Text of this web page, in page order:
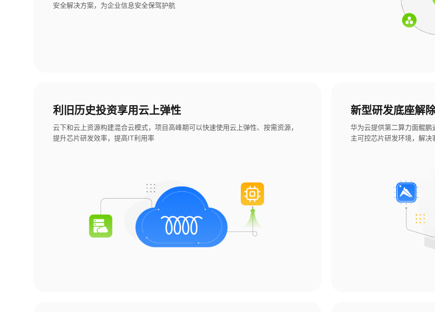
安全解决方案，为企业信息安全保驾护航
利旧历史投资享用云上弹性
云下和云上资源构建混合云模式，项目高峰期可以快速使用云上弹性、按需资源，
提升芯片研发效率，提高IT利用率
新型研发底座解
华为云提供第二算力面鲲
主可控芯片研发环境，解